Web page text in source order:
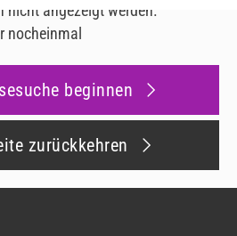
nicht angezeigt werden.
nocheinmal
beginnen
zurückkehren